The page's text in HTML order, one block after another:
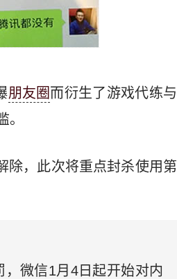
朋友圈 而衍生了游戏代练与
除，此次将重点封杀使用第
微信1月4日起开始对内